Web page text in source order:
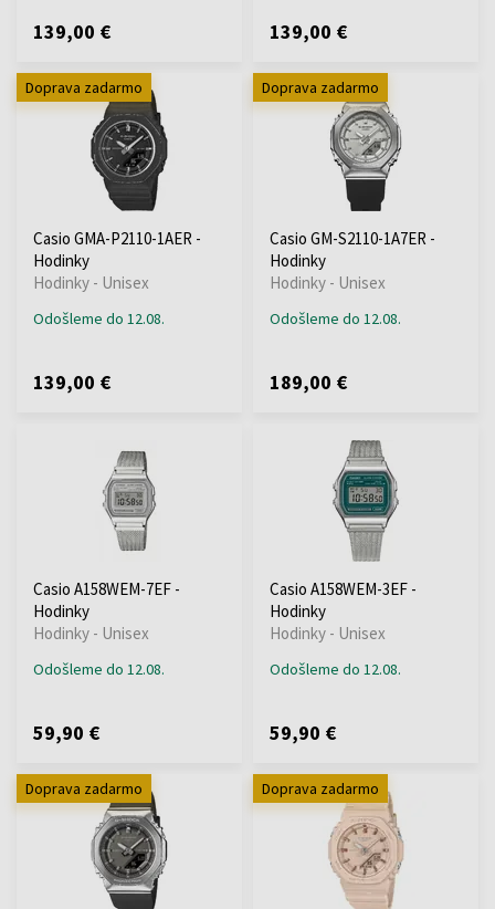
139,00 € 139,00 €
Doprava zadarmo
Casio GMA-P2110-1AER -
Hodinky
Hodinky - Unisex
Odošleme do 12.08.
139,00 €
Doprava zadarmo
Casio GM-S2110-1A7ER -
Hodinky
Hodinky - Unisex
Odošleme do 12.08.
189,00 €
Casio A158WEM-7EF -
Hodinky
Hodinky - Unisex
Odošleme do 12.08.
59,90 €
Casio A158WEM-3EF -
Hodinky
Hodinky - Unisex
Odošleme do 12.08.
59,90 €
Doprava zadarmo Doprava zadarmo